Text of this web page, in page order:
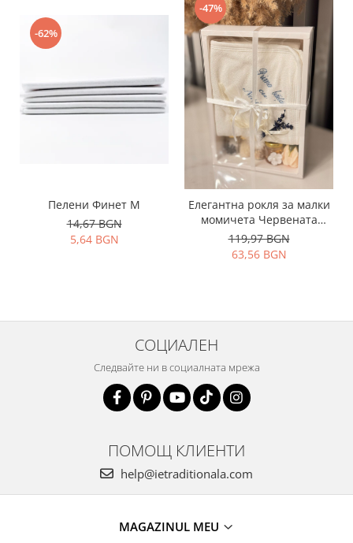
-62%
Пелени Финет М
14,67 BGN
5,64 BGN
-47%
Елегантна рокля за малки
момичета Червената
шапчица
119,97 BGN
63,56 BGN
СОЦИАЛЕН
Следвайте ни в социалната мрежа
ПОМОЩ КЛИЕНТИ
help@ietraditionala.com
MAGAZINUL MEU